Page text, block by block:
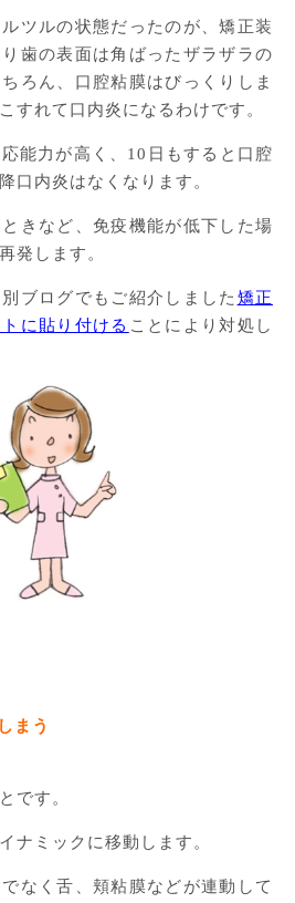
ツルの状態だったのが、矯正装
歯の表面は角ばったザラザラの
ろん、口腔粘膜はびっくりしま
すれて口内炎になるわけです。
能力が高く、10日もすると口腔
口内炎はなくなります。
きなど、免疫機能が低下した場
発します。
ブログでもご紹介しました 矯正
に貼り付ける ことにより対処し
まう
です。
ナミックに移動します。
なく舌、頬粘膜などが連動して